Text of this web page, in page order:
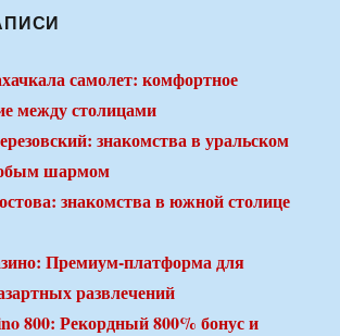
самолет: комфортное
между столицами
знакомства в уральском
шармом
знакомства в южной столице
Премиум-платформа для
развлечений
800: Рекордный 800% бонус и